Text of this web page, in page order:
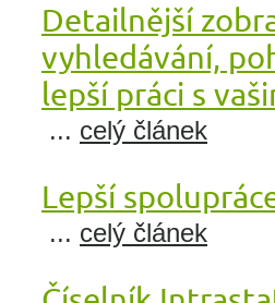
Detailnější
vyhledávání,
lepší práci s
... celý článek
Lepší
... celý článek